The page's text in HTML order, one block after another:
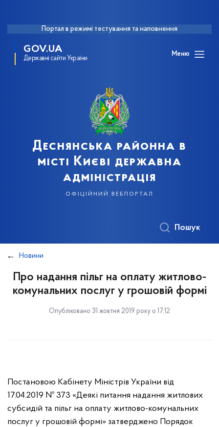
Портал в режимі тестування та наповнення
GOV.UA
Державні сайти України
Меню
Деснянська районна в
місті Києві державна
адміністрація
офіційний вебпортал
Пошук
Новини
Про надання пільг на оплату житлово-
комунальних послуг у грошовій формі
Опубліковано 31 жовтня 2019 року о 17:12
Постановою Кабінету Міністрів України від
17.04.2019 № 373 «Деякі питання надання житлових
субсидій та пільг на оплату житлово-комунальних
послуг у грошовій формі» затверджено Порядок